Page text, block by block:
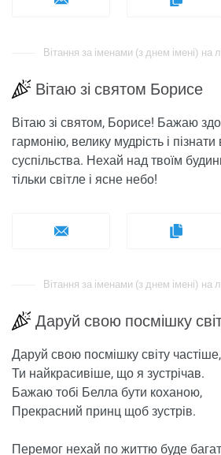
Вітання за іменами (з днем ​​імені) на
Вітаю зі святом Борисе
Вітаю зі святом, Борисе! Бажаю
гармонію, велику мудрість і
суспільства. Нехай над твоїм
тільки світле і ясне небо!
Вітання за іменами (з днем ​​імені) на
Даруй свою посмішку
Даруй свою посмішку світу частіше,
Ти найкрасивіше, що я зустрічав.
Бажаю тобі Белла бути коханою,
Прекрасний принц щоб зустрів.
Перемог нехай по життю буде